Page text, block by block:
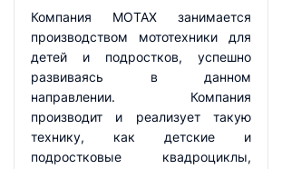
Компания MOTAX занимается
производством мототехники для
детей и подростков, успешно
развиваясь в данном
направлении. Компания
производит и реализует такую
технику, как детские и
подростковые квадроциклы,